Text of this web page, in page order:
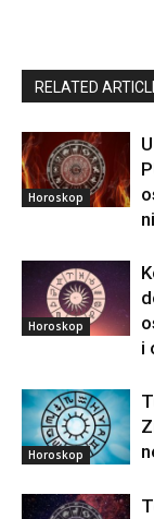
RELATED
Horoskop
Horoskop
i
Horoskop